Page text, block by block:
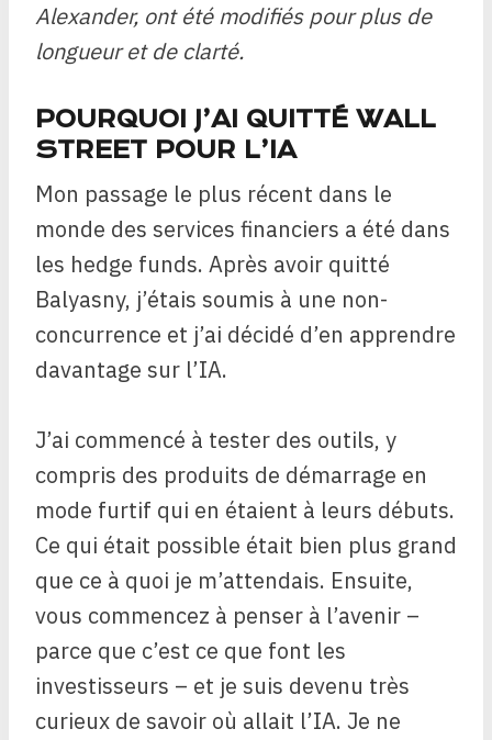
Alexander, ont été modifiés pour plus de
longueur et de clarté.
POURQUOI J’AI QUITTÉ WALL
STREET POUR L’IA
Mon passage le plus récent dans le
monde des services financiers a été dans
les hedge funds. Après avoir quitté
Balyasny, j’étais soumis à une non-
concurrence et j’ai décidé d’en apprendre
davantage sur l’IA.
J’ai commencé à tester des outils, y
compris des produits de démarrage en
mode furtif qui en étaient à leurs débuts.
Ce qui était possible était bien plus grand
que ce à quoi je m’attendais. Ensuite,
vous commencez à penser à l’avenir –
parce que c’est ce que font les
investisseurs – et je suis devenu très
curieux de savoir où allait l’IA. Je ne